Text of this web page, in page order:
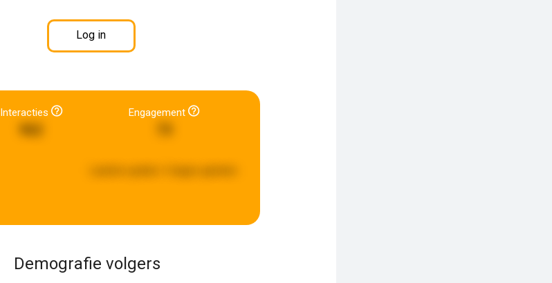
Log in
Interacties
962
Engagement
Demografie volgers